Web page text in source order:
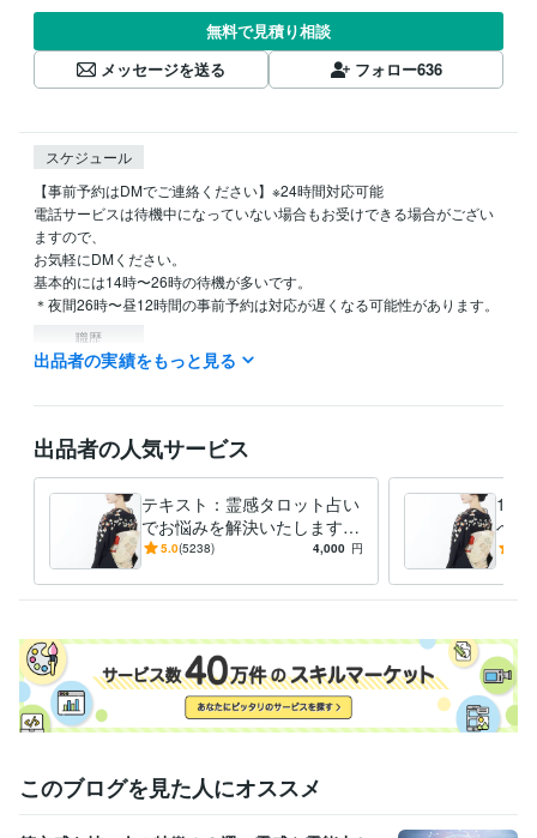
無料で見積り相談
メッセージを送る
フォロー636
スケジュール
【事前予約はDMでご連絡ください】※24時間対応可能
電話サービスは待機中になっていない場合もお受けできる場合がござい
ますので、
お気軽にDMください。
基本的には14時〜26時の待機が多いです。
＊夜間26時〜昼12時間の事前予約は対応が遅くなる可能性があります。
職歴
六本木 高級キャバクラ 2003年12月 ~ 2010年12月
占い 霊感タロット占い(恋愛、仕事、人間関係)
恋愛、タロット占い、
悩み相談・カウンセリング お悩み相談(どんなお話でも構いません)
恋愛 人間関係
出品者の実績をもっと見る
出品者の人気サービス
テキスト：霊感タロット占い
でお悩みを解決いたします
【文字数制限なし】恋愛/仕
下さい。
5.0(5238) 4,000 円
1ヶ
べき
今月
このブログを見た人にオススメ